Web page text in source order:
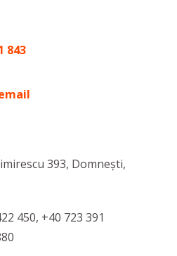
843
393, Domnești,
450, +40 723 391